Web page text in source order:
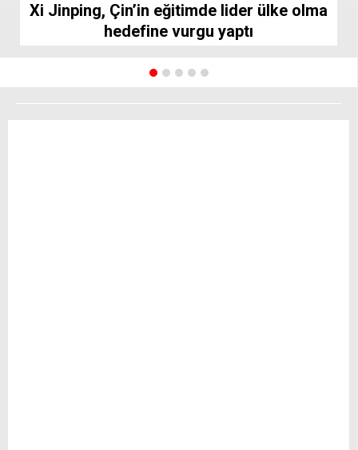
Xi Jinping, Çin’in eğitimde lider ülke olma
hedefine vurgu yaptı